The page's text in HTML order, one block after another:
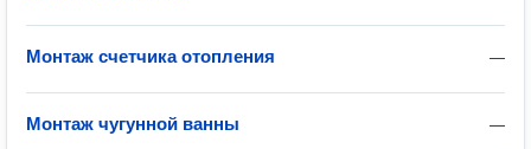
—
Монтаж счетчика отопления
—
Монтаж чугунной ванны